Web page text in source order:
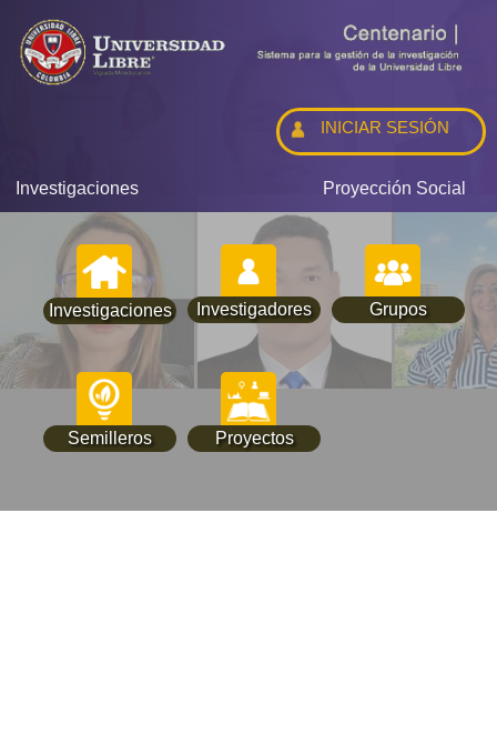
Investigaciones Proyección Social
Investigaciones Investigadores Grupos
Semilleros Proyectos
INICIAR SESIÓN